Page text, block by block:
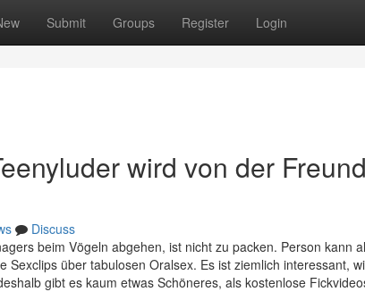
Submit Groups Register Login
wird von der
Discuss
beim Vögeln abgehen, ist nicht zu packen. Person kann
Sexclips über tabulosen Oralsex. Es ist ziemlich interessant,
gibt es kaum etwas Schöneres, als kostenlose